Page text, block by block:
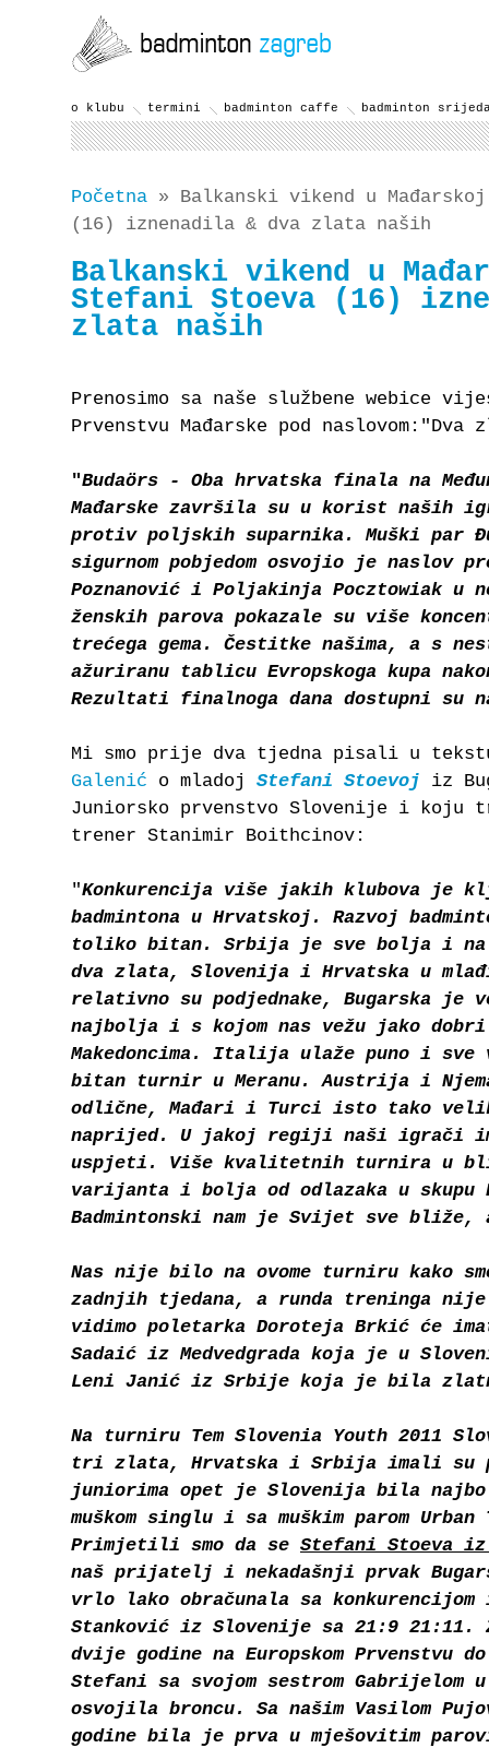
o klubu termini badminton caffe badminton
Početna » Balkanski vikend u
(16) iznenadila & dva zlata naših
Balkanski vikend u
Stefani Stoeva (16)
zlata naših
Prenosimo sa naše službene webice
Prvenstvu Mađarske pod
"Budaörs - Oba hrvatska finala na
Mađarske završila su u korist naših
protiv poljskih suparnika. Muški par
sigurnom pobjedom osvojio je
Poznanović i Poljakinja Pocztowiak u
ženskih parova pokazale su više
trećega gema. Čestitke našima, a s
ažuriranu tablicu Evropskoga kupa
Rezultati finalnoga dana dostupni su
Mi smo prije dva tjedna pisali u
Galenić o mladoj Stefani Stoevoj
iz
Juniorsko prvenstvo Slovenije i koju
trener Stanimir Boithcinov:
"Konkurencija više jakih klubova je
badmintona u Hrvatskoj. Razvoj
toliko bitan. Srbija je sve bolja i na
dva zlata, Slovenija i Hrvatska u
relativno su podjednake, Bugarska je
najbolja i s kojom nas vežu jako
Makedoncima. Italija ulaže puno i
bitan turnir u Meranu. Austrija i
odlične, Mađari i Turci isto tako
naprijed. U jakoj regiji naši igrači
uspjeti. Više kvalitetnih turnira u
varijanta i bolja od odlazaka u skupu
Badmintonski nam je Svijet sve bliže,
Nas nije bilo na ovome turniru kako
zadnjih tjedana, a runda treninga
vidimo poletarka Doroteja Brkić će
Sadaić iz Medvedgrada koja je u
Leni Janić iz Srbije koja je bila
Na turniru Tem Slovenia Youth 2011
tri zlata, Hrvatska i Srbija imali su
juniorima opet je Slovenija bila
muškom singlu i sa muškim parom
Primjetili smo da se Stefani Stoeva iz
naš prijatelj i nekadašnji prvak
vrlo lako obračunala sa
Stanković iz Slovenije sa 21:9
dvije godine na Europskom Prvenstvu do
Stefani sa svojom sestrom Gabrijelom u
osvojila broncu. Sa našim Vasilom
godine bila je prva u mješovitim